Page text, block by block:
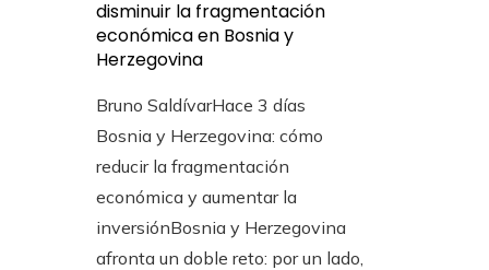
disminuir la fragmentación
económica en Bosnia y
Herzegovina
Bruno SaldívarHace 3 días
Bosnia y Herzegovina: cómo
reducir la fragmentación
económica y aumentar la
inversiónBosnia y Herzegovina
afronta un doble reto: por un lado,